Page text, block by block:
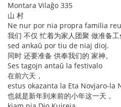
Montara Vilaĝo 335
山 村
Ne nur por nia propra familia
我们 不仅 忙着为家人团聚 做准备工
sed ankaŭ por tiu de niaj dioj.
同时 还要准备 供奉我们的 家神。
Ses tagojn antaŭ la festivalo
在前六天，
estus okazanta la Eta Novjaro-la
也就是新年到来前的小年这一天，